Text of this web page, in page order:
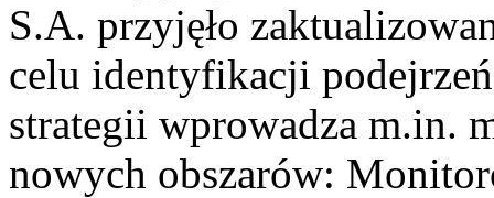
S.A. przyjęło
celu identyfikacji
strategii wprowadza m.in.
nowych obszarów: